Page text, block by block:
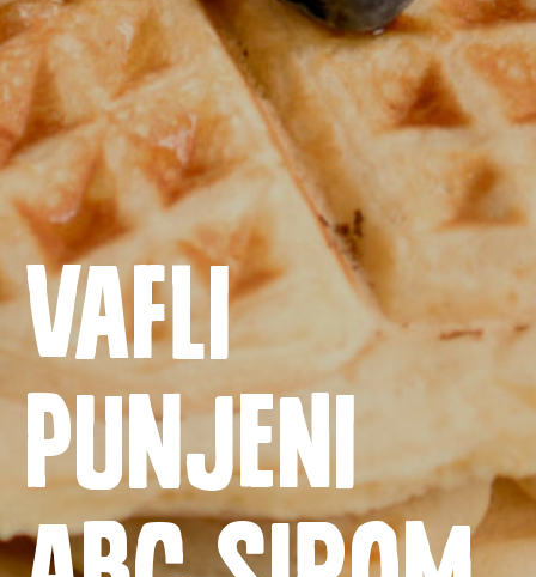
Naslovnica
Proizvodi
Recepti
Priča o ABC siru
Novosti
Vafli
punjeni